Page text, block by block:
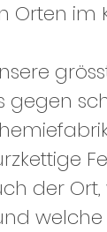
Orten im
gegen
der
welche